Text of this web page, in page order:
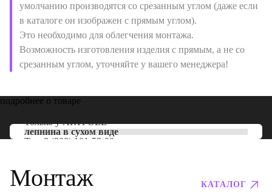
умолчанию производятся со срезанным углом (даже если
в каталоге он изображен с прямым углом).
Это необходимо для облегчения монтажа.
Возможность изготовления изделия с прямым, а не со
срезанным углом, уточняйте у вашего менеджера!
подробнее о товаре
Только уARTPOLE
лепнина в сухом виде
Тел: 8 (800) 101-53-00
Монтаж КАТАЛОГ